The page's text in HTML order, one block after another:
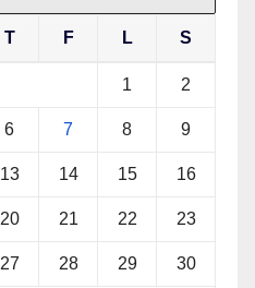
T F L S
1 2
6 7 8 9
13 14 15 16
20 21 22 23
27 28 29 30